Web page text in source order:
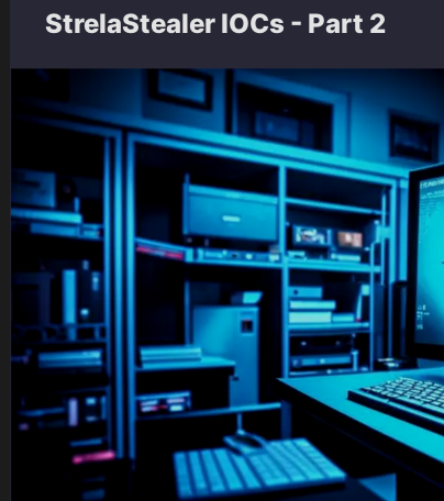
StrelaStealer IOCs - Part 2